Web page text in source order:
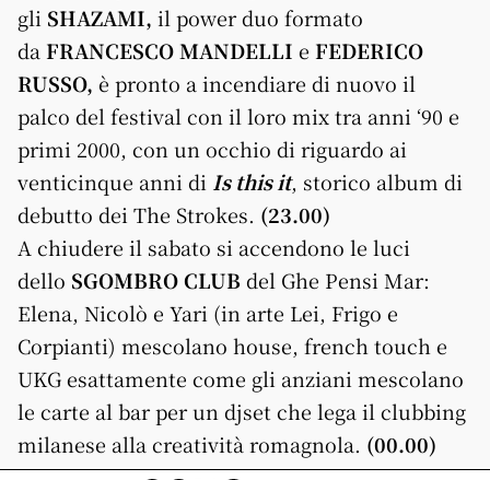
gli SHAZAMI, il power duo formato
da FRANCESCO MANDELLI e FEDERICO
RUSSO, è pronto a incendiare di nuovo il
palco del festival con il loro mix tra anni ‘90 e
primi 2000, con un occhio di riguardo ai
venticinque anni di Is this it, storico album di
debutto dei The Strokes. (23.00)
A chiudere il sabato si accendono le luci
dello SGOMBRO CLUB del Ghe Pensi Mar:
Elena, Nicolò e Yari (in arte Lei, Frigo e
Corpianti) mescolano house, french touch e
UKG esattamente come gli anziani mescolano
le carte al bar per un djset che lega il clubbing
milanese alla creatività romagnola. (00.00)